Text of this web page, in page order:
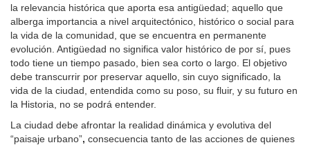
la relevancia histórica que aporta esa antigüedad; aquello que
alberga importancia a nivel arquitectónico, histórico o social para
la vida de la comunidad, que se encuentra en permanente
evolución. Antigüedad no significa valor histórico de por sí, pues
todo tiene un tiempo pasado, bien sea corto o largo. El objetivo
debe transcurrir por preservar aquello, sin cuyo significado, la
vida de la ciudad, entendida como su poso, su fluir, y su futuro en
la Historia, no se podrá entender.
La ciudad debe afrontar la realidad dinámica y evolutiva del
“paisaje urbano”, consecuencia tanto de las acciones de quienes